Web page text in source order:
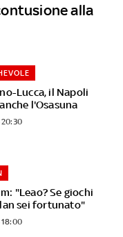
alla
Lucca, il Napoli
l'Osasuna
20:30
"Leao? Se giochi
sei fortunato"
18:00